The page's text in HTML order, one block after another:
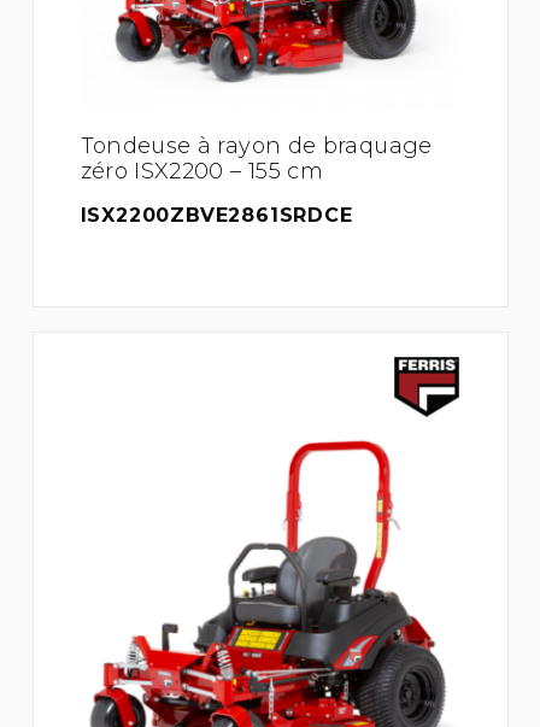
Tondeuse à rayon de braquage
zéro ISX2200 – 155 cm
ISX2200ZBVE2861SRDCE